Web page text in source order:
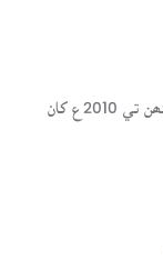
سنڌسلامت ڪتاب گهر ھڪ آن لائين لائبريري آھي، جنھن تي 2010ع کان